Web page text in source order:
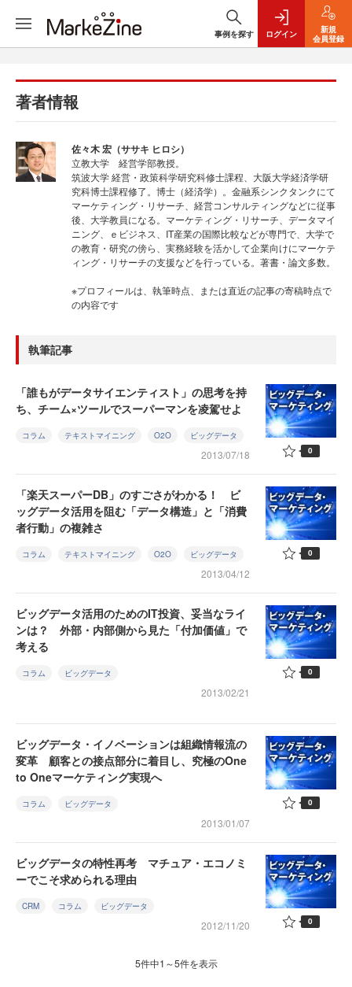
事例を探す ログイン
新規
会員登録
著者情報
佐々木 宏（ササキ ヒロシ）
立教大学 経営学部教授。
筑波大学 経営・政策科学研究科修士課程、大阪大学経済学研
究科博士課程修了。博士（経済学）。金融系シンクタンクにて
マーケティング・リサーチ、経営コンサルティングなどに従事
後、大学教員になる。マーケティング・リサーチ、データマイ
ニング、ｅビジネス、IT産業の国際比較などが専門で、大学で
の教育・研究の傍ら、実務経験を活かして企業向けにマーケテ
ィング・リサーチの支援などを行っている。著書・論文多数。
※プロフィールは、執筆時点、または直近の記事の寄稿時点で
の内容です
執筆記事
「誰もがデータサイエンティスト」の思考を持
ち、チーム×ツールでスーパーマンを凌駕せよ
コラム テキストマイニング O2O ビッグデータ
2013/07/18 0
「楽天スーパーDB」のすごさがわかる！ ビ
ッグデータ活用を阻む「データ構造」と「消費
者行動」の複雑さ
コラム テキストマイニング O2O ビッグデータ
2013/04/12
0
ビッグデータ活用のためのIT投資、妥当なライ
ンは？ 外部・内部側から見た「付加価値」で
考える
コラム ビッグデータ
2013/02/21
0
ビッグデータ・イノベーションは組織情報流の
変革 顧客との接点部分に着目し、究極のOne
to Oneマーケティング実現へ
コラム ビッグデータ
2013/01/07
0
ビッグデータの特性再考 マチュア・エコノミ
ーでこそ求められる理由
CRM コラム ビッグデータ
2012/11/20 0
5件中1～5件を表示